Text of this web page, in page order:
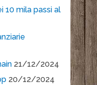
10 mila passi al
21/12/2024
20/12/2024